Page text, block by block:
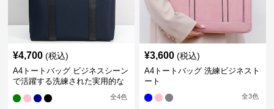
¥4,700 (税込)
A4トートバッグ ビジネスシーン
で活躍する洗練された実用的な
全4色
¥3,600 (税込)
A4トートバッグ 洗練ビジネスト
ート
全3色